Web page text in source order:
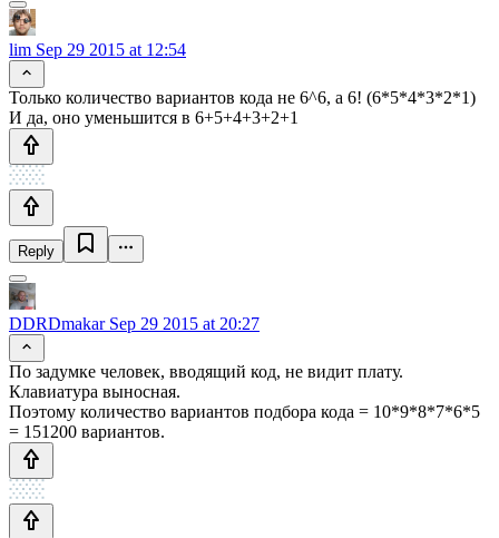
lim Sep 29 2015 at 12:54
Только количество вариантов кода не 6^6, а 6! (6*5*4*3*2*1)
И да, оно уменьшится в 6+5+4+3+2+1
Reply
DDRDmakarSep 29 2015 at 20:27
По задумке человек, вводящий код, не видит плату.
Клавиатура выносная.
Поэтому количество вариантов подбора кода = 10*9*8*7*6*5
= 151200 вариантов.